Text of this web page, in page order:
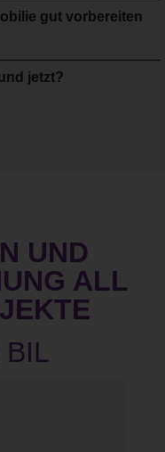
gut vorbereiten
jetzt?
UND
ALL